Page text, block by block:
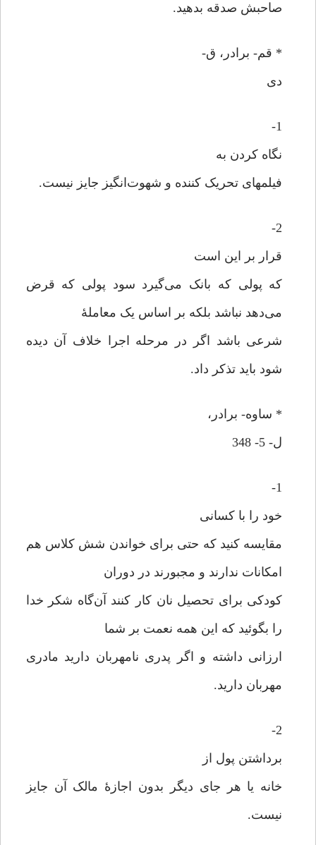
صاحبش صدقه بدهید.
* قم- برادر، ق-
دی
1-
نگاه کردن به
فیلمهای تحریک کننده و شهوت‌انگیز جایز نیست.
2-
قرار بر این است
که پولی که بانک می‌گیرد سود پولی که قرض
می‌دهد نباشد بلکه بر اساس یک معاملۀ
شرعی باشد اگر در مرحله اجرا خلاف آن دیده
شود باید تذکر داد.
* ساوه- برادر،
ل- 5- 348
1-
خود را با کسانی
مقایسه کنید که حتی برای خواندن شش کلاس هم
امکانات ندارند و مجبورند در دوران
کودکی برای تحصیل نان کار کنند آن‌گاه شکر خدا
را بگوئید که این همه نعمت بر شما
ارزانی داشته و اگر پدری نامهربان دارید مادری
مهربان دارید.
2-
برداشتن پول از
خانه یا هر جای دیگر بدون اجازۀ مالک آن جایز
نیست.